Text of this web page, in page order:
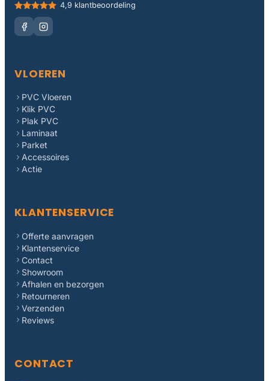
4,9 klantbeoordeling
VLOEREN
PVC Vloeren
Klik PVC
Plak PVC
Laminaat
Parket
Accessoires
Actie
KLANTENSERVICE
Offerte aanvragen
Klantenservice
Contact
Showroom
Afhalen en bezorgen
Retourneren
Verzenden
Reviews
CONTACT